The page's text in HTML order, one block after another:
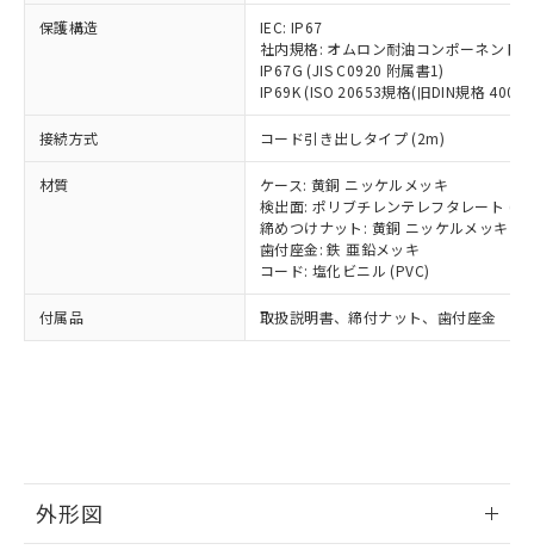
保護構造
IEC: IP67
社内規格: オムロン耐油コンポーネント
IP67G (JIS C0920 附属書1)
IP69K (ISO 20653規格(旧DIN規格
接続方式 コード引き出しタイプ (2m)
材質
ケース: 黄銅 ニッケルメッキ
検出面: ポリブチレンテレフタレート
締めつけナット: 黄銅 ニッケルメッキ
歯付座金: 鉄 亜鉛メッキ
コード: 塩化ビニル (PVC)
付属品 取扱説明書、締付ナット、歯付座金
外形図
覧された時点での実際の在庫および標
準価格とは異なる場合があることをご
正式な納期状況および標準価格はお客
様のお取引先、またはお客様担当のオ
ムロン制御機器販売店・当社販売員に
ご相談ください。
オムロン制御機器販売店や当社販売拠
販売ネットワーク
」をご確認
在庫状況および標準価格結果を当社の
事前の承諾なく第三者に漏洩または開
示しないようお願いします。
マイパーツ機能（部品リスト作成サー
および当社の共同利用者が、当社の製
ミウム(Cd) 100ppm以下、
六価クロム(Cr(Ⅵ)) 1000ppm以下、ポリ臭化ビフェニル
類(PBB) 1000ppm以下、ポリ臭化ジフェニルエーテル類
(PBDE) 1000ppm以下、フタル酸ビス(2-エチルヘキシ
ル) (DEHP)(別名：DOP) 1000ppm以下、フタル酸ブチ
ルベンジル（BBP） 1000ppm以下、フタル酸ジブチル
（DBP） 1000ppm以下、フタル酸ジイソブチル
(DIBP) 1000ppm以下
但し、RoHS指令で産業用監視および制御機器に対する
フタル酸エステル類の４物質については閾値を超える意
図的な使用がないことを確認しています。
部品在庫の切り替え状況などにより、予定
月が前後することがあります。
とができます。
Pb(鉛) :1000ppm、 Hg(水銀) : 1000ppm、 Cd(カドミウ
ム) : 100ppm、
Cr(Ⅵ)(六価クロム) : 1000ppm、 PBBs(ポリ臭化ビフェ
ニル類) : 1000ppm、 PBDEs(ポリ臭化ジフェニルエーテ
DBP(フタル酸ジブチル) : 1000ppm、 DIBP(フタル酸ジ
イソブチル) : 1000ppm、 BBP(フタル酸ブチルベンジ
ル) : 1000ppm、
DEHP(フタル酸ビス(2-エチルヘキシル)) : 1000ppm
※2 環境保護使用期限
「ｅ」：有害物質（10物質）のすべてが基
準値以下であることを示します。
「10」：通常の使用状況下において有害物
質が外部に漏えいし、環境に深刻な影響を
可)を取得するなどの必要な手続きを
当社は規制貨物を破棄する場合は、完
全に破砕するなど、違法に輸出されな
いよう必要な手段を講じます。
当社は貴社製品を、核兵器、ミサイ
ル、化学兵器、生物兵器またはその他
武器並びにこれらの製造装置等に一切
使用いたしません。
当社は、貴社製品を第三者に販売する
場合は、上記1、2および3の内容を当
該第三者に通知します。また当社は、
販売先および販売に係わる関係者が違
法に輸出するおそれがある場合は、取
一定数以上の在庫あり
一定数には満たないが在庫あり
在庫なし(最新の在庫状況につ
いては、お客様のお取引先、ま
たはお客様担当のオムロン制御
機器販売店・当社販売員にご確
認ください)
受注生産機種、また在庫状況の